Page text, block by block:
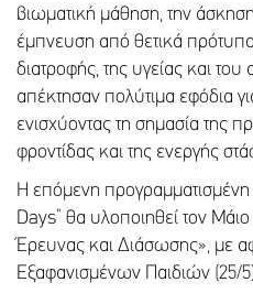
βιωματική μάθηση, την
έμπνευση από θετικά
διατροφής, της υγείας και του
απέκτησαν πολύτιμα εφόδια
ενισχύοντας τη σημασία της
φροντίδας και της ενεργής
Η επόμενη
Days” θα υλοποιηθεί τον
Έρευνας και Διάσωσης», με
Εξαφανισμένων Παιδιών (25/